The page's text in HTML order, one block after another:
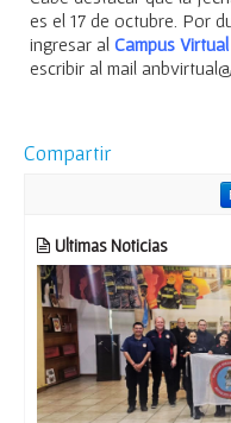
es el 17 de octubre. Por
ingresar al Campus Virtual
escribir al mail
Compartir
Ultimas Noticias